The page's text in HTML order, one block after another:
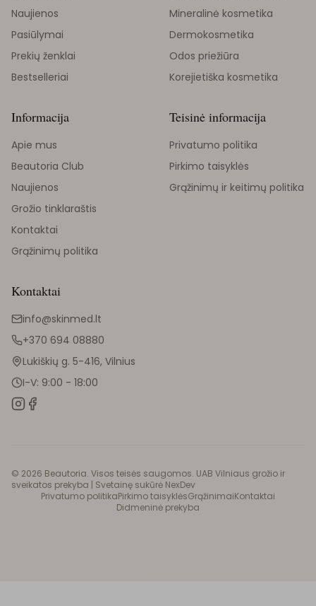
Naujienos
Pasiūlymai
Prekių ženklai
Bestselleriai
Mineralinė kosmetika
Dermokosmetika
Odos priežiūra
Korejietiška kosmetika
Informacija
Apie mus
Beautoria Club
Naujienos
Grožio tinklaraštis
Kontaktai
Grąžinimų politika
Teisinė informacija
Privatumo politika
Pirkimo taisyklės
Grąžinimų ir keitimų politika
Kontaktai
info@skinmed.lt
+370 694 08880
Lukiškių g. 5-416, Vilnius
I-V: 9:00 - 18:00
© 2026 Beautoria. Visos teisės saugomos. UAB Vilniaus grožio ir
sveikatos prekyba | Svetainę sukūrė NexDev
Privatumo politikaPirkimo taisyklėsGrąžinimaiKontaktai
Didmeninė prekyba